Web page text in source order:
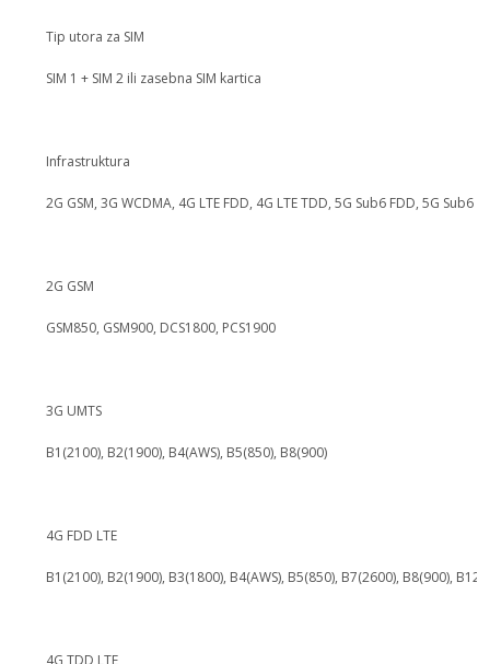
Tip utora za SIM
SIM 1 + SIM 2 ili zasebna SIM kartica
Infrastruktura
2G GSM, 3G WCDMA, 4G LTE FDD, 4G LTE TDD, 5G Sub6 FDD, 5G Sub6
2G GSM
GSM850, GSM900, DCS1800, PCS1900
3G UMTS
B1(2100), B2(1900), B4(AWS), B5(850), B8(900)
4G FDD LTE
B1(2100), B2(1900), B3(1800), B4(AWS), B5(850), B7(2600), B8(900),